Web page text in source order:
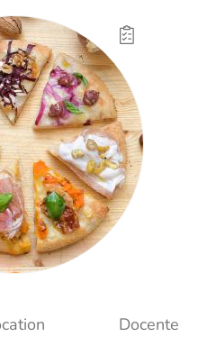
Docente